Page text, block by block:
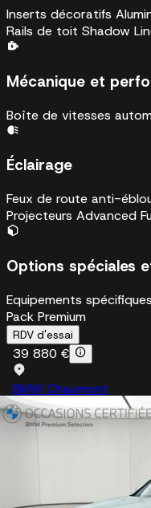
Inserts décoratifs
Rails de toit Shadow
Mécanique et
Boîte de vitesses
Éclairage
Feux de route anti-
Projecteurs Advanced
Options spéciales
Equipements
Pack Premium
RDV d'essai
39 880 €
BMW Chaumont
En stock
+33 3 62 23 71 78
Sur mesure, du
Etendez la